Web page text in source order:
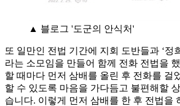
▲ 블로그 '도군의 안식처'
또 일만인 전법 기간에 지회 도반들과 ‘정
라는 소모임을 만들어 함께 전화 전법을
할 때마다 먼저 삼배를 올린 후 전화를 걸
할 수 있도록 마음을 가다듬고 불편해할
습니다. 이렇게 먼저 삼배를 한 후 전법을